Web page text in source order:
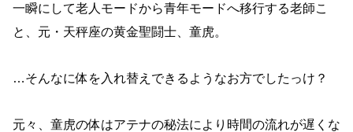
一瞬にして老人モードから青年モードへ移行する老師こ
と、元・天秤座の黄金聖闘士、童虎。
…そんなに体を入れ替えできるようなお方でしたっけ？
元々、童虎の体はアテナの秘法により時間の流れが遅くな